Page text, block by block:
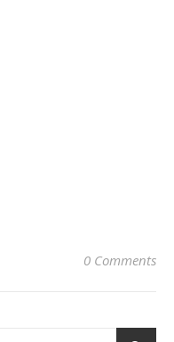
0 Comments